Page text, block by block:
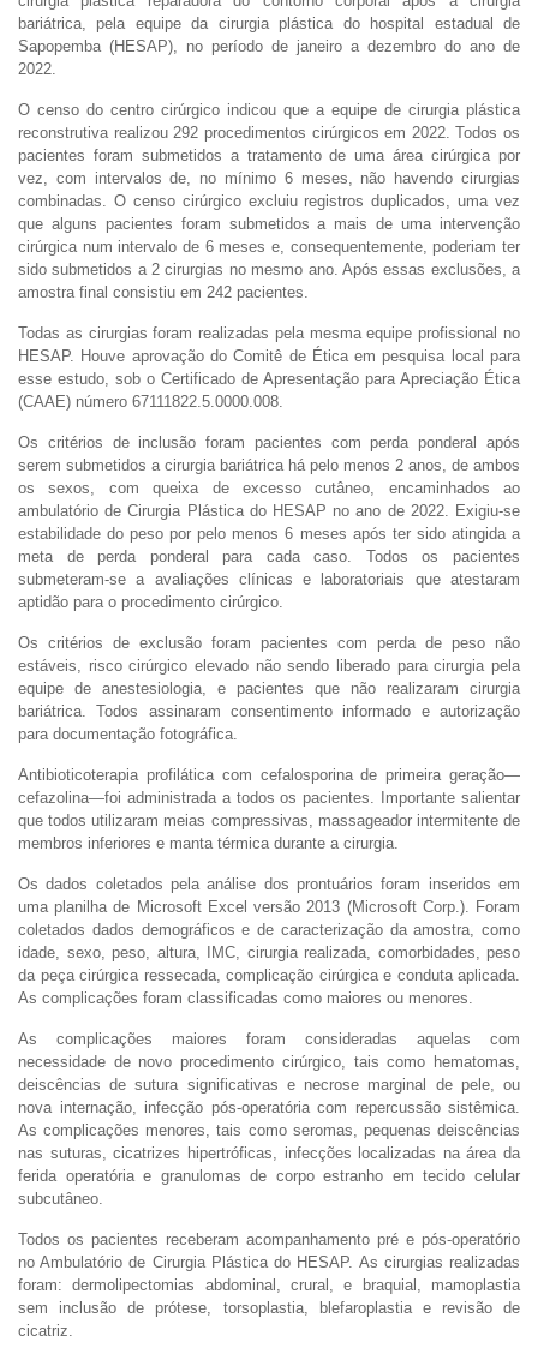
bariátrica, pela equipe da cirurgia plástica do hospital estadual de
Sapopemba (HESAP), no período de janeiro a dezembro do ano de
2022.
O censo do centro cirúrgico indicou que a equipe de cirurgia plástica
reconstrutiva realizou 292 procedimentos cirúrgicos em 2022. Todos os
pacientes foram submetidos a tratamento de uma área cirúrgica por
vez, com intervalos de, no mínimo 6 meses, não havendo cirurgias
combinadas. O censo cirúrgico excluiu registros duplicados, uma vez
que alguns pacientes foram submetidos a mais de uma intervenção
cirúrgica num intervalo de 6 meses e, consequentemente, poderiam ter
sido submetidos a 2 cirurgias no mesmo ano. Após essas exclusões, a
amostra final consistiu em 242 pacientes.
Todas as cirurgias foram realizadas pela mesma equipe profissional no
HESAP. Houve aprovação do Comitê de Ética em pesquisa local para
esse estudo, sob o Certificado de Apresentação para Apreciação Ética
(CAAE) número 67111822.5.0000.008.
Os critérios de inclusão foram pacientes com perda ponderal após
serem submetidos a cirurgia bariátrica há pelo menos 2 anos, de ambos
os sexos, com queixa de excesso cutâneo, encaminhados ao
ambulatório de Cirurgia Plástica do HESAP no ano de 2022. Exigiu-se
estabilidade do peso por pelo menos 6 meses após ter sido atingida a
meta de perda ponderal para cada caso. Todos os pacientes
submeteram-se a avaliações clínicas e laboratoriais que atestaram
aptidão para o procedimento cirúrgico.
Os critérios de exclusão foram pacientes com perda de peso não
estáveis, risco cirúrgico elevado não sendo liberado para cirurgia pela
equipe de anestesiologia, e pacientes que não realizaram cirurgia
bariátrica. Todos assinaram consentimento informado e autorização
para documentação fotográfica.
Antibioticoterapia profilática com cefalosporina de primeira geração—
cefazolina—foi administrada a todos os pacientes. Importante salientar
que todos utilizaram meias compressivas, massageador intermitente de
membros inferiores e manta térmica durante a cirurgia.
Os dados coletados pela análise dos prontuários foram inseridos em
uma planilha de Microsoft Excel versão 2013 (Microsoft Corp.). Foram
coletados dados demográficos e de caracterização da amostra, como
idade, sexo, peso, altura, IMC, cirurgia realizada, comorbidades, peso
da peça cirúrgica ressecada, complicação cirúrgica e conduta aplicada.
As complicações foram classificadas como maiores ou menores.
As complicações maiores foram consideradas aquelas com
necessidade de novo procedimento cirúrgico, tais como hematomas,
deiscências de sutura significativas e necrose marginal de pele, ou
nova internação, infecção pós-operatória com repercussão sistêmica.
As complicações menores, tais como seromas, pequenas deiscências
nas suturas, cicatrizes hipertróficas, infecções localizadas na área da
ferida operatória e granulomas de corpo estranho em tecido celular
subcutâneo.
Todos os pacientes receberam acompanhamento pré e pós-operatório
no Ambulatório de Cirurgia Plástica do HESAP. As cirurgias realizadas
foram: dermolipectomias abdominal, crural, e braquial, mamoplastia
sem inclusão de prótese, torsoplastia, blefaroplastia e revisão de
cicatriz.